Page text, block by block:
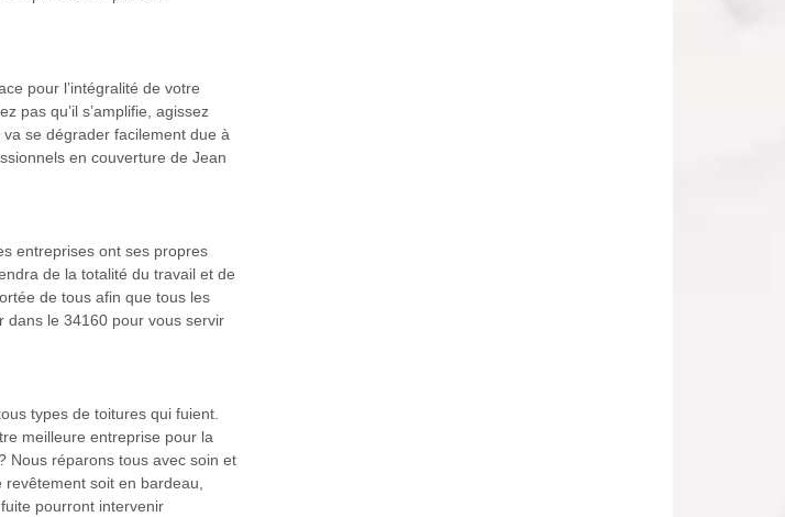
pour l’intégralité de votre
pas qu’il s’amplifie, agissez
se dégrader facilement due à
en couverture de Jean
entreprises ont ses propres
de la totalité du travail et de
de tous afin que tous les
dans le 34160 pour vous servir
types de toitures qui fuient.
meilleure entreprise pour la
Nous réparons tous avec soin et
soit en bardeau,
pourront intervenir